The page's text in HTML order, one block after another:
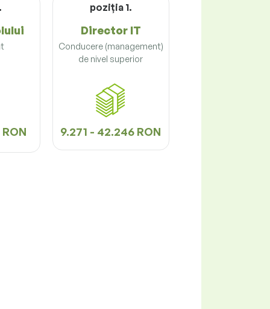
poziţia 1.
Director IT
Conducere (management)
de nivel superior
9.271 - 42.246 RON